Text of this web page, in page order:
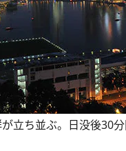
立ち並ぶ。日没後30